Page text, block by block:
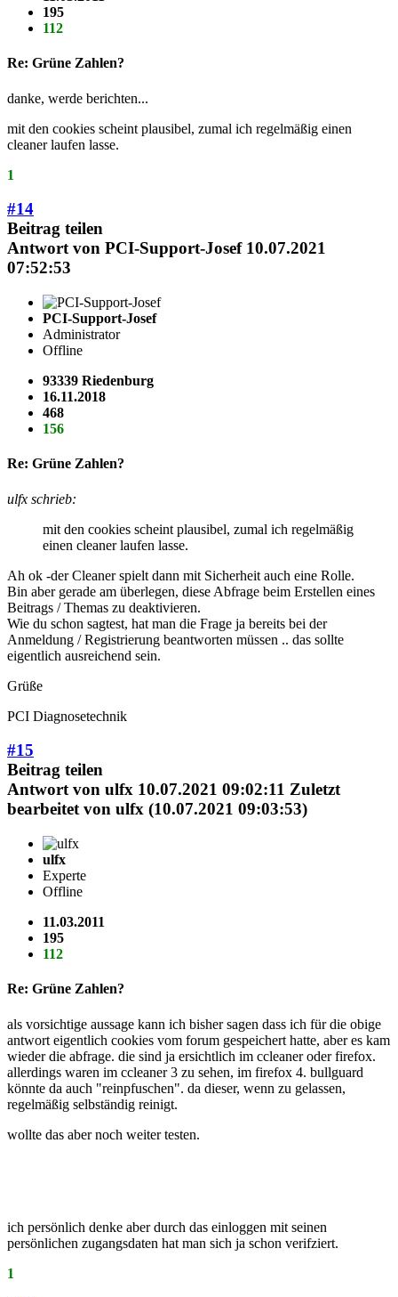
195
112
Re: Grüne Zahlen?
danke, werde berichten...
mit den cookies scheint plausibel, zumal ich regelmäßig einen
cleaner laufen lasse.
1
#14
Beitrag teilen
Antwort von PCI-Support-Josef 10.07.2021
07:52:53
PCI-Support-Josef
Administrator
Offline
93339 Riedenburg
16.11.2018
468
156
Re: Grüne Zahlen?
ulfx schrieb:
mit den cookies scheint plausibel, zumal ich regelmäßig
einen cleaner laufen lasse.
Ah ok -der Cleaner spielt dann mit Sicherheit auch eine Rolle.
Bin aber gerade am überlegen, diese Abfrage beim Erstellen eines
Beitrags / Themas zu deaktivieren.
Wie du schon sagtest, hat man die Frage ja bereits bei der
Anmeldung / Registrierung beantworten müssen .. das sollte
eigentlich ausreichend sein.
Grüße
PCI Diagnosetechnik
#15
Beitrag teilen
Antwort von ulfx 10.07.2021 09:02:11 Zuletzt
bearbeitet von ulfx (10.07.2021 09:03:53)
ulfx
Experte
Offline
11.03.2011
195
112
Re: Grüne Zahlen?
als vorsichtige aussage kann ich bisher sagen dass ich für die obige
antwort eigentlich cookies vom forum gespeichert hatte, aber es kam
wieder die abfrage. die sind ja ersichtlich im ccleaner oder firefox.
allerdings waren im ccleaner 3 zu sehen, im firefox 4. bullguard
könnte da auch "reinpfuschen". da dieser, wenn zu gelassen,
regelmäßig selbständig reinigt.
wollte das aber noch weiter testen.
ich persönlich denke aber durch das einloggen mit seinen
persönlichen zugangsdaten hat man sich ja schon verifziert.
1